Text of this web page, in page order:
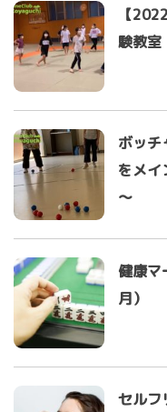
【
験教室
ボッ
をメイ
～
健康マ
月）
セルフ